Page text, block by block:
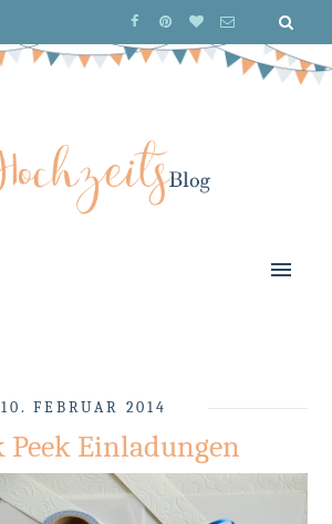
10. FEBRUAR 2014
Peek Einladungen